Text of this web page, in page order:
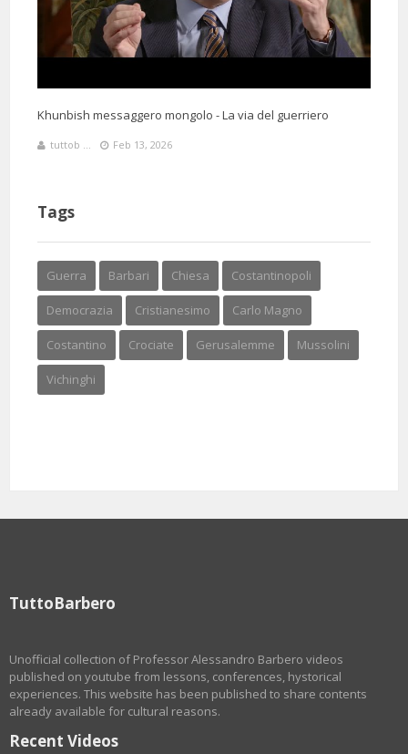
Khunbish messaggero mongolo - La via del guerriero
tuttob ... Feb 13, 2026
Tags
Guerra Barbari Chiesa Costantinopoli
Democrazia Cristianesimo Carlo Magno
Costantino Crociate Gerusalemme Mussolini
Vichinghi
TuttoBarbero
Unofficial collection of Professor Alessandro Barbero videos
published on youtube from lessons, conferences, hystorical
experiences. This website has been published to share contents
already available for cultural reasons.
Recent Videos